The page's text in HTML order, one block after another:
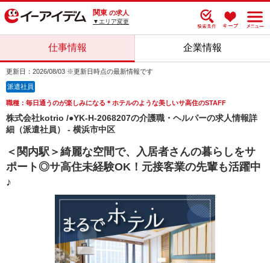
関東 の求人
▼エリア変更
仕事情報 企業情報
更新日：2026/08/03 ※更新日時点の最新情報です
派遣社員
職種：毎日通うのが楽しみになる＊ホテルのような美しいサ高住のSTAFF
株式会社kotrio /●YK-H-2068207の介護職・ヘルパーの求人情報詳
細（派遣社員） - 横浜市中区
＜関内駅＞綺麗な空間で、入居者さんの暮らしをサ
ポート◎サ高住未経験OK！元接客業の先輩も活躍中
♪